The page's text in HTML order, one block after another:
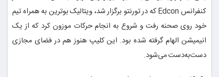
کنفرانس Edcon که در تورنتو برگزار شد، ویتالیک بوترین به همراه تیم
خود روی صحنه رفت و شروع به انجام حرکات موزون کرد که از یک
انیمیشن الهام گرفته شده بود. این کلیپ هنوز هم در فضای مجازی
دست‌به‌دست می‌شود.